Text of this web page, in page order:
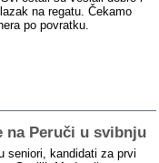
na regatu. Čekamo
po povratku.
na Peruči u svibnju
seniori, kandidati za prvi